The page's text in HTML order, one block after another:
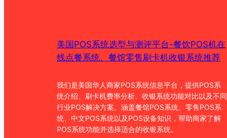
美国POS系统选型与测评平台-餐饮POS机在
线点餐系统、餐馆零售刷卡机收银系统推荐
我们是美国华人商家POS系统信息平台，提供POS系
统介绍、刷卡机费率分析、收银系统功能对比以及不同
行业POS解决方案。涵盖餐馆POS系统、零售POS系
统、中文POS系统以及POS设备知识，帮助商家了解
POS系统功能并选择适合的收银系统。